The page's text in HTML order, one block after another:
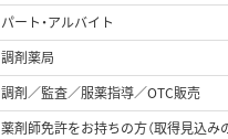
パート・アルバイト
調剤薬局
調剤／監査／服薬指導／OTC販売
薬剤師免許をお持ちの方（取得見込み